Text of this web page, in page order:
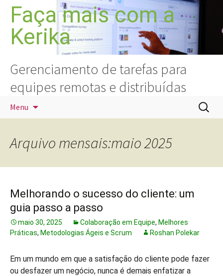
Pular
para
conteúdo
Faça mais com a
Kerika
Gerenciamento de tarefas para
equipes remotas e distribuídas
Menu
por:
Arquivo mensais:maio 2025
Melhorando o sucesso do cliente: um
guia passo a passo
maio 30, 2025 Colaboração em Equipe, Melhores
Práticas, Metodologias Ágeis e Scrum Roshan Polekar
Em um mundo em que a satisfação do cliente pode fazer
ou desfazer um negócio, nunca é demais enfatizar a